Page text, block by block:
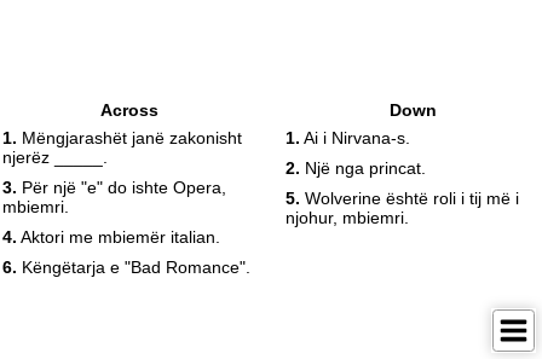
Across
1. Mëngjarashët janë zakonisht
njerëz _____.
3. Për një "e" do ishte Opera,
mbiemri.
4. Aktori me mbiemër italian.
6. Këngëtarja e "Bad Romance".
Down
1. Ai i Nirvana-s.
2. Një nga princat.
5. Wolverine është roli i tij më i
njohur, mbiemri.